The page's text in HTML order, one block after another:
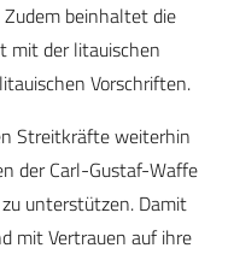
beinhaltet die
mit der litauischen
Vorschriften.
Streitkräfte weiterhin
der Carl-Gustaf-Waffe
unterstützen. Damit
mit Vertrauen auf ihre